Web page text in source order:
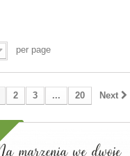
per page
2 3 ... 20 Next